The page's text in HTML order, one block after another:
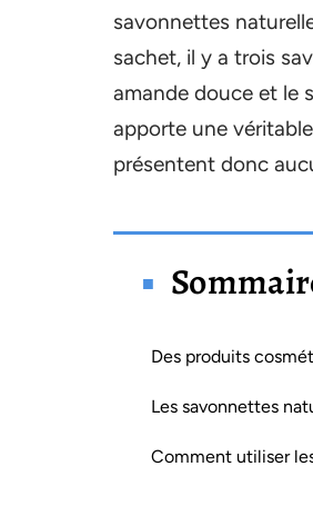
savonnettes
sachet, il y a trois
amande douce et le
apporte une
présentent donc
Des produits
Les savonnettes
Comment utiliser